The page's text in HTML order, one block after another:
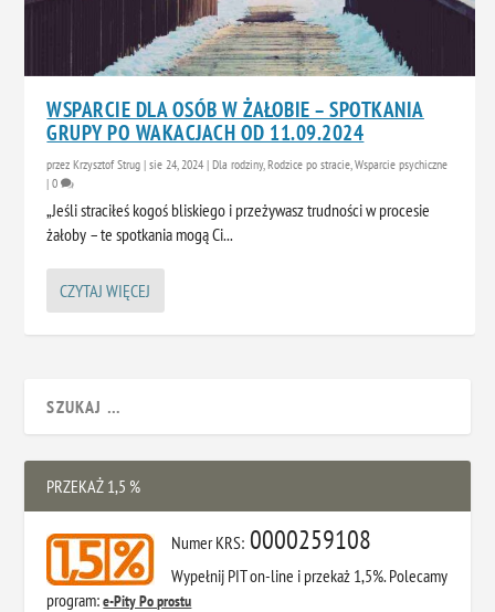
WSPARCIE DLA OSÓB W ŻAŁOBIE – SPOTKANIA
GRUPY PO WAKACJACH OD 11.09.2024
przezKrzysztof Strug |sie 24, 2024 |Dla rodziny,Rodzice po stracie ,Wsparcie psychiczne
|0
„Jeśli straciłeś kogoś bliskiego i przeżywasz trudności w procesie
żałoby – te spotkania mogą Ci...
CZYTAJ WIĘCEJ
PRZEKAŻ 1,5 %
Numer KRS: 0000259108
Wypełnij PIT on-line i przekaż 1,5%. Polecamy
program:e-Pity Po prostu